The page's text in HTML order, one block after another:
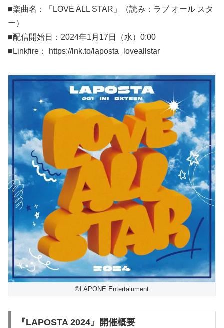
■楽曲名：「LOVE ALL STAR」（読み：ラブ オール スタ
ー）
■配信開始日：2024年1月17日（水）0:00
■Linkfire： https://lnk.to/laposta_loveallstar
©LAPONE Entertainment
『LAPOSTA 2024』開催概要